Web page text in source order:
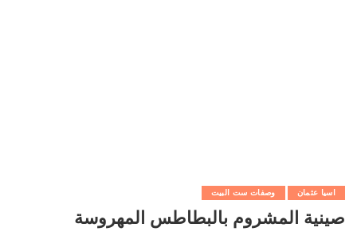
اسيا عثمان وصفات ست البيت
صينية المشروم بالبطاطس المهروسة